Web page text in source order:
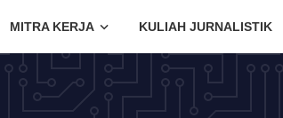
MITRA KERJA KULIAH JURNALISTIK